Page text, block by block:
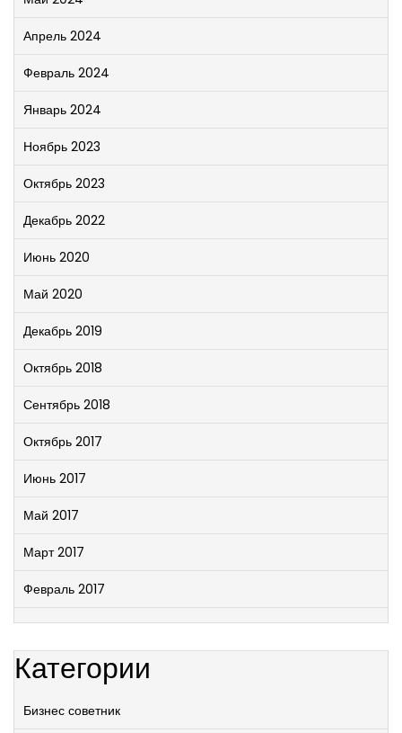
Апрель 2024
Февраль 2024
Январь 2024
Ноябрь 2023
Октябрь 2023
Декабрь 2022
Июнь 2020
Май 2020
Декабрь 2019
Октябрь 2018
Сентябрь 2018
Октябрь 2017
Июнь 2017
Май 2017
Март 2017
Февраль 2017
Категории
Бизнес советник